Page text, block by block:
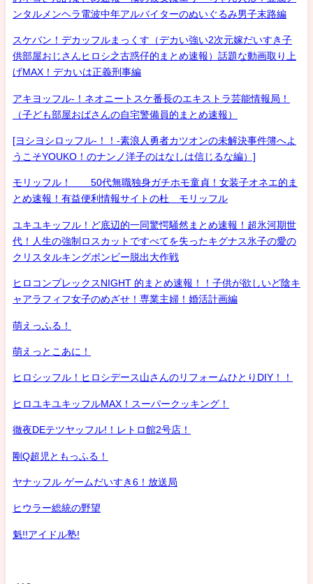
ンタルメンヘラ電波中年アルバイターのぬいぐるみ男子末路編
スケバン！デカッフルまっくす（デカい強い2次元嫁だいすき子
供部屋おじさんヒロシ之古惑仔的まとめ速報）話題な動画取り上
げMAX！デカいは正義刑事編
アキヨッフル-！ネオニートスケ番長のエキストラ芸能情報局！
（子ども部屋おばさんの自宅警備員的まとめ速報）
[ヨシヨシロッフル-！！-素浪人勇者カツオンの未解決事件簿へよ
うこそYOUKO！のナンノ洋子のはなしは信じるな編）]
モリッフル！ 50代無職独身ガチホモ童貞！女装子オネエ的ま
とめ速報！有益便利情報サイトの杜 モリッフル
ユキユキッフル！ど底辺的一同驚愕騒然まとめ速報！超氷河期世
代！人生の強制ロスカットですべてを失ったキグナス氷子の愛の
クリスタルキングボンビー脱出大作戦
ヒロコンプレックスNIGHT 的まとめ速報！！子供が欲しいど陰キ
ャアラフィフ女子のめざせ！専業主婦！婚活計画編
萌えっふる！
萌えっとこあに！
ヒロシッフル！ヒロシデース山さんのリフォームひとりDIY！！
ヒロユキユキッフルMAX！スーパークッキング！
徹夜DEテツヤッフル!！レトロ館2号店！
剛Q超児ともっふる！
ヤナッフル ゲームだいすき6！放送局
ヒウラー総統の野望
魁!!アイドル塾!